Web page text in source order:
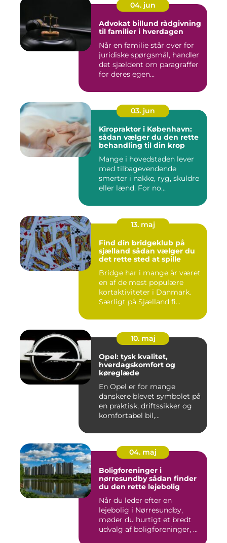
04. jun
Advokat billund rådgivning
til familier i hverdagen
Når en familie står over for
juridiske spørgsmål, handler
det sjældent om paragraffer
for deres egen...
03. jun
Kiropraktor i København:
sådan vælger du den rette
behandling til din krop
Mange i hovedstaden lever
med tilbagevendende
smerter i nakke, ryg, skuldre
eller lænd. For no...
13. maj
Find din bridgeklub på
sjælland sådan vælger du
det rette sted at spille
Bridge har i mange år været
en af de mest populære
kortaktiviteter i Danmark.
Særligt på Sjælland fi...
10. maj
Opel: tysk kvalitet,
hverdagskomfort og
køreglæde
En Opel er for mange
danskere blevet symbolet på
en praktisk, driftssikker og
komfortabel bil,...
04. maj
Boligforeninger i
nørresundby sådan finder
du den rette lejebolig
Når du leder efter en
lejebolig i Nørresundby,
møder du hurtigt et bredt
udvalg af boligforeninger, ...